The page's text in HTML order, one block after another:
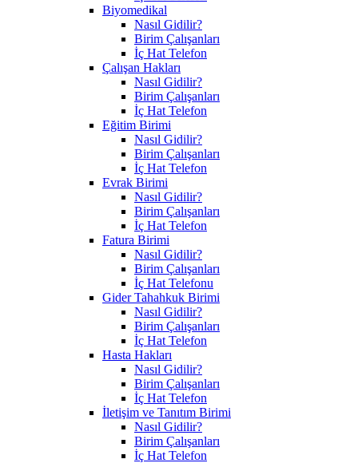
Biyomedikal
Nasıl Gidilir?
Birim Çalışanları
İç Hat Telefon
Çalışan Hakları
Nasıl Gidilir?
Birim Çalışanları
İç Hat Telefon
Eğitim Birimi
Nasıl Gidilir?
Birim Çalışanları
İç Hat Telefon
Evrak Birimi
Nasıl Gidilir?
Birim Çalışanları
İç Hat Telefon
Fatura Birimi
Nasıl Gidilir?
Birim Çalışanları
İç Hat Telefonu
Gider Tahahkuk Birimi
Nasıl Gidilir?
Birim Çalışanları
İç Hat Telefon
Hasta Hakları
Nasıl Gidilir?
Birim Çalışanları
İç Hat Telefon
İletişim ve Tanıtım Birimi
Nasıl Gidilir?
Birim Çalışanları
İç Hat Telefon